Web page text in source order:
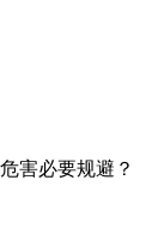
害必要规避？